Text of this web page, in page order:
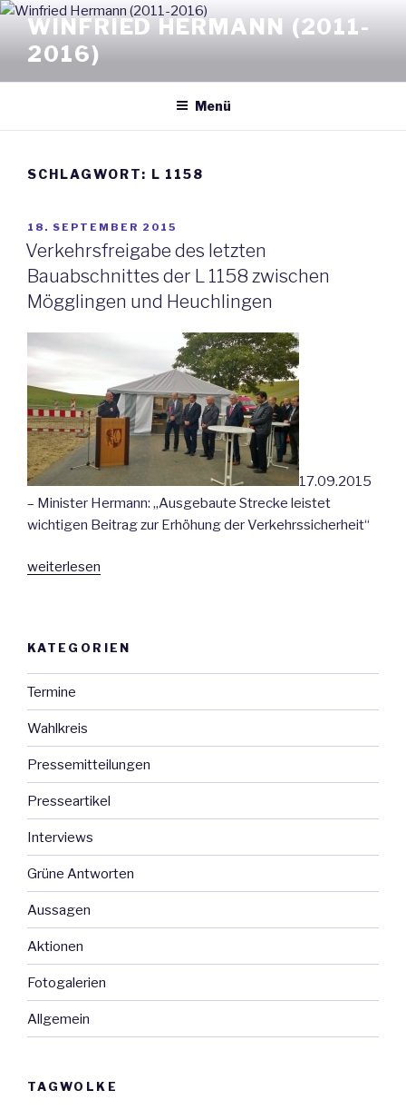
Zum
Inhalt
springen
WINFRIED HERMANN (2011-
2016)
Menü
SCHLAGWORT: L 1158
VERÖFFENTLICHT
AM
18. SEPTEMBER 2015
Verkehrsfreigabe des letzten
Bauabschnittes der L 1158 zwischen
Mögglingen und Heuchlingen
17.09.2015
– Minister Hermann: „Ausgebaute Strecke leistet
wichtigen Beitrag zur Erhöhung der Verkehrssicherheit“
„Verkehrsfreigabe
der
L
1158
zwischen
und
Heuchlingen“
weiterlesen
KATEGORIEN
Termine
Wahlkreis
Pressemitteilungen
Presseartikel
Interviews
Grüne Antworten
Aussagen
Aktionen
Fotogalerien
Allgemein
TAGWOLKE